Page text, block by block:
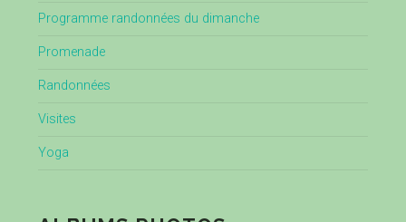
Programme randonnées du dimanche
Promenade
Randonnées
Visites
Yoga